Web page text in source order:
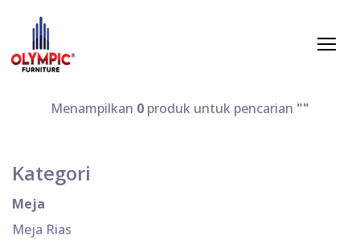
Menampilkan 0 produk untuk pencarian ""
Kategori
Meja
Meja Rias